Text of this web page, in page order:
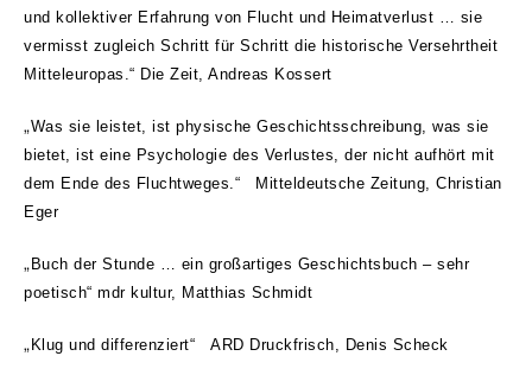
und kollektiver Erfahrung von Flucht und Heimatverlust … sie
vermisst zugleich Schritt für Schritt die historische Versehrtheit
Mitteleuropas.“ Die Zeit, Andreas Kossert
„Was sie leistet, ist physische Geschichtsschreibung, was sie
bietet, ist eine Psychologie des Verlustes, der nicht aufhört mit
dem Ende des Fluchtweges.“ Mitteldeutsche Zeitung, Christian
Eger
„ Buch der Stunde … ein großartiges Geschichtsbuch – sehr
poetisch“ mdr kultur, Matthias Schmidt
„ Klug und differenziert“ ARD Druckfrisch, Denis Scheck